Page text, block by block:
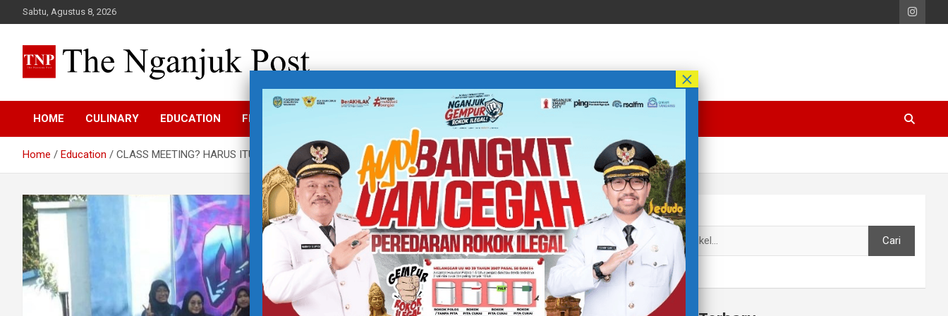
to
Sabtu, Agustus 8, 2026
The Nganjuk Post
HOME CULINARY EDUCATION FEATURE TECHNOLOGY
Home Education CLASS MEETING? HARUS ITU!
Cari
Cari